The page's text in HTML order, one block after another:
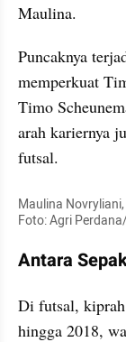
Maulina.
Puncaknya
memperkuat
Timo
arah kariernya
futsal.
Maulina
Foto: Agri
Antara
Di futsal,
hingga 2018,